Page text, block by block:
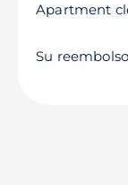
Apartment
Su